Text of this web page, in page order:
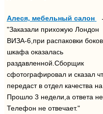
Алеся, мебельный салон
"Заказали прихожую Лондон
ВИЗА-6,при распаковки
шкафа оказалась
раздавленной.Сборщик
сфотографировал и сказал
передаст в отдел качества
Прошло 3 недели,а ответа
Телефон не отвечает."